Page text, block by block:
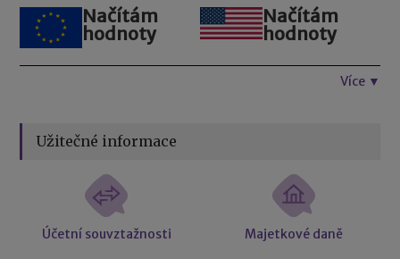
Načítám
hodnoty
Načítám
hodnoty
Více ▼
Užitečné informace
Účetní souvztažnosti Majetkové daně